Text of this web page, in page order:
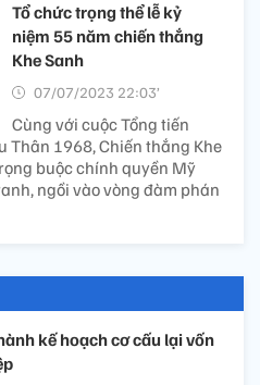
Tổ chức trọng thể lễ kỷ
niệm 55 năm chiến thắng
Khe Sanh
07/07/2023 22:03’
Cùng với cuộc Tổng tiến
Thân 1968, Chiến thắng Khe
buộc chính quyền Mỹ
ngồi vào vòng đàm phán
kế hoạch cơ cấu lại vốn